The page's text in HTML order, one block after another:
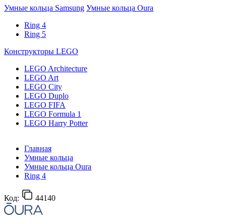
Умные кольца Samsung Умные кольца Oura
Ring 4
Ring 5
Конструкторы LEGO
LEGO Architecture
LEGO Art
LEGO City
LEGO Duplo
LEGO FIFA
LEGO Formula 1
LEGO Harry Potter
Главная
Умные кольца
Умные кольца Oura
Ring 4
Код: 44140